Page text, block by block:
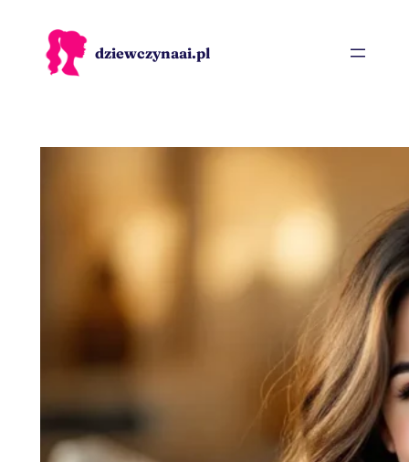
dziewczynaai.pl